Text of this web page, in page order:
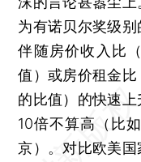
为有诺贝尔奖级
伴随房价收入比
值）或房价租金
的比值）的快速上
10倍不算高（比
京）。对比欧美